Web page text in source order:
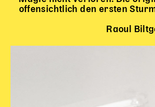
offensichtlich den ersten
Raoul